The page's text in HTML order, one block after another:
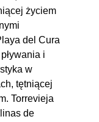
życiem
del Cura
i
w
tętniącej
Torrevieja
de